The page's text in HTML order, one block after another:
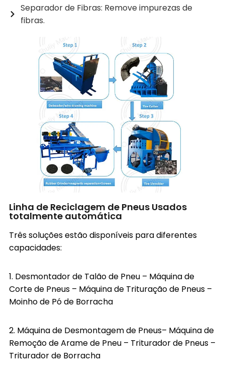
Separador de Fibras: Remove impurezas de
fibras.
Linha de Reciclagem de Pneus Usados
totalmente automática
Três soluções estão disponíveis para diferentes
capacidades:
1. Desmontador de Talão de Pneu – Máquina de
Corte de Pneus – Máquina de Trituração de Pneus –
Moinho de Pó de Borracha
2. Máquina de Desmontagem de Pneus– Máquina de
Remoção de Arame de Pneu – Triturador de Pneus –
Triturador de Borracha